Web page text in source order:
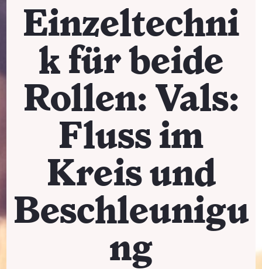
Einzeltechni
k für beide
Rollen: Vals:
Fluss im
Kreis und
Beschleunigu
ng